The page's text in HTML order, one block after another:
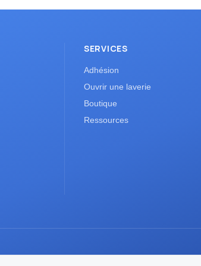
SERVICES
Adhésion
Ouvrir une laverie
Boutique
Ressources